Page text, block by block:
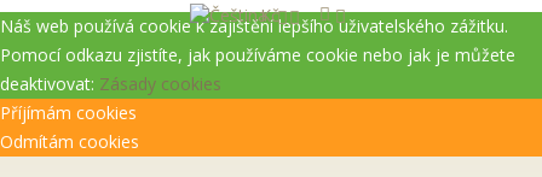
Náš web používá cookie k zajištění lepšího uživatelského zážitku.
Pomocí odkazu zjistíte, jak používáme cookie nebo jak je můžete
deaktivovat: Zásady cookies
Příjímám cookies
Odmítám cookies
Kč